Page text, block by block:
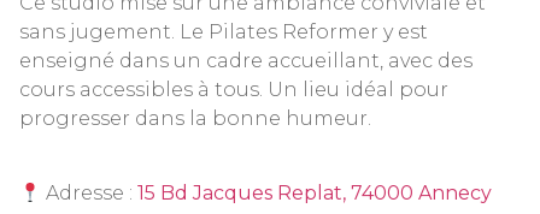
sans jugement. Le Pilates Reformer y est
enseigné dans un cadre accueillant, avec des
cours accessibles à tous. Un lieu idéal pour
progresser dans la bonne humeur.
Adresse :15 Bd Jacques Replat, 74000 Annecy